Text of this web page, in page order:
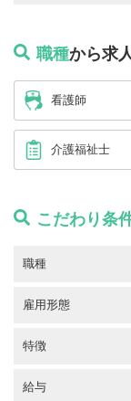
職種から求
看護師
介護福祉士
こだわり条
職種
雇用形態
特徴
給与